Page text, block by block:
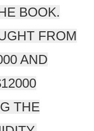
BOOK.
FROM
AND
THE